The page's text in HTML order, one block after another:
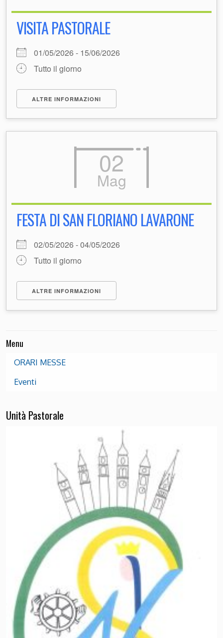
VISITA PASTORALE
01/05/2026 - 15/06/2026
Tutto il giorno
ALTRE INFORMAZIONI
02
Mag
FESTA DI SAN FLORIANO LAVARONE
02/05/2026 - 04/05/2026
Tutto il giorno
ALTRE INFORMAZIONI
Menu
ORARI MESSE
Eventi
Unità Pastorale